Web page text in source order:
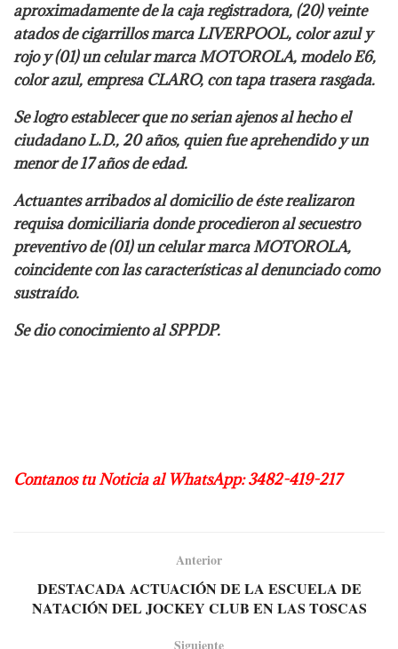
aproximadamente de la caja registradora, (20) veinte
atados de cigarrillos marca LIVERPOOL, color azul y
rojo y (01) un celular marca MOTOROLA, modelo E6,
color azul, empresa CLARO, con tapa trasera rasgada.
Se logro establecer que no serian ajenos al hecho el
ciudadano L.D., 20 años, quien fue aprehendido y un
menor de 17 años de edad.
Actuantes arribados al domicilio de éste realizaron
requisa domiciliaria donde procedieron al secuestro
preventivo de (01) un celular marca MOTOROLA,
coincidente con las características al denunciado como
sustraído.
Se dio conocimiento al SPPDP.
Contanos tu Noticia al WhatsApp: 3482-419-217
Anterior
DESTACADA ACTUACIÓN DE LA ESCUELA DE
NATACIÓN DEL JOCKEY CLUB EN LAS TOSCAS
Siguiente